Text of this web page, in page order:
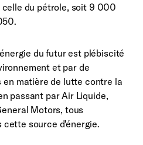
du pétrole, soit 9 000
du futur est plébiscité
et par de
en matière de lutte contre la
passant par Air Liquide,
Motors, tous
source d'énergie.